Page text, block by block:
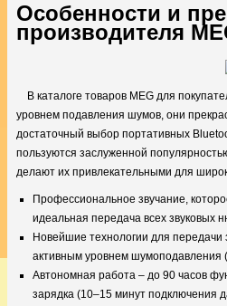
Особенности и
производителя
В каталоге товаров MEG для
уровнем подавления шумов, они
достаточный выбор портативных
пользуются заслуженной
делают их привлекательными для
Профессиональное звучание,
идеальная передача всех звуковых
Новейшие технологии для передачи
активным уровнем шумоподавления
Автономная работа – до 90 часов
зарядка (10–15 минут подключения